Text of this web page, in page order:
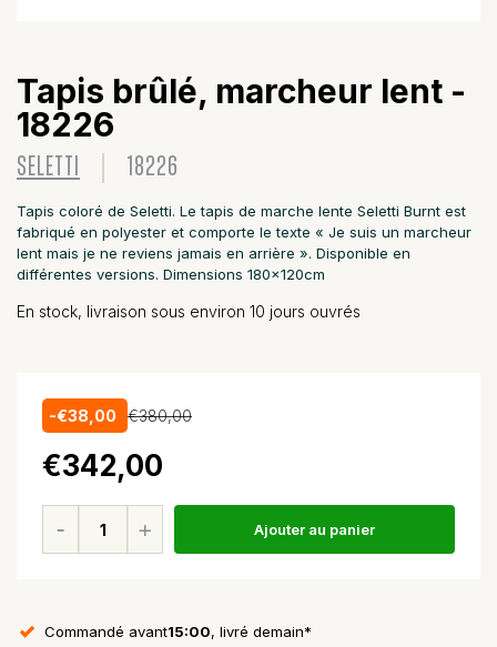
Tapis brûlé, marcheur lent -
18226
SELETTI 18226
Tapis coloré de Seletti. Le tapis de marche lente Seletti Burnt est
fabriqué en polyester et comporte le texte « Je suis un marcheur
lent mais je ne reviens jamais en arrière ». Disponible en
différentes versions. Dimensions 180x120cm
En stock, livraison sous environ 10 jours ouvrés
-€38,00 €380,00
€342,00
Ajouter au panier
Commandé avant15:00, livré demain*